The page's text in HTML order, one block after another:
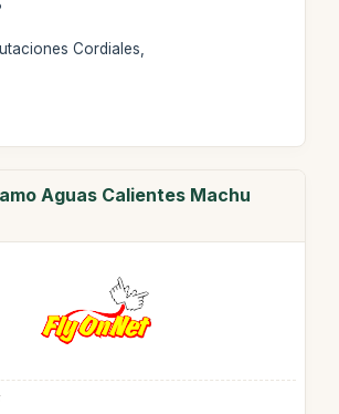
Cordiales,
Aguas Calientes Machu